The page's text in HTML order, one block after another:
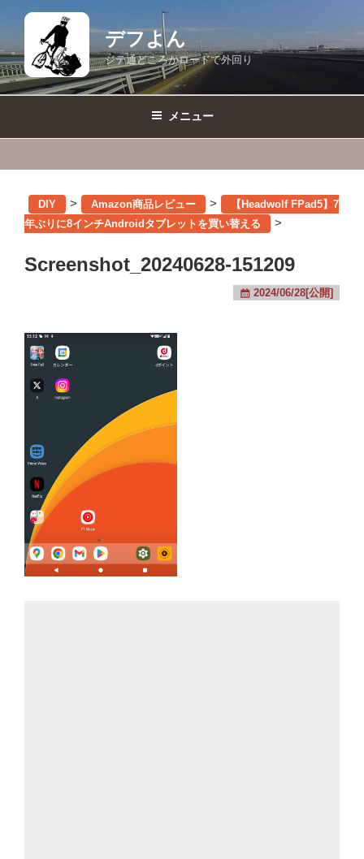
テ
ン
ツ
デフよん
ジテ通どころかロードで外回り
メニュー
DIY > Amazon商品レビュー >
【Headwolf FPad5】7
年ぶりに8インチAndroidタブレットを買い替える
>
Screenshot_20240628-151209
2024/06/28[公開]